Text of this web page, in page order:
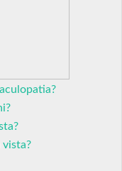
vista?